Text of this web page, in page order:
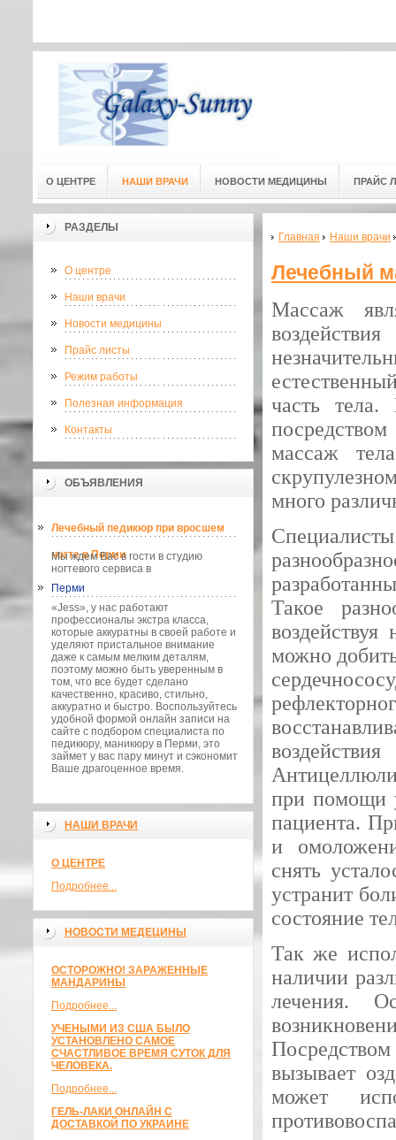
О ЦЕНТРЕ НАШИ ВРАЧИ НОВОСТИ МЕДИЦИНЫ ПРАЙС
РАЗДЕЛЫ
О центре
Наши врачи
Новости медицины
Прайс листы
Режим работы
Полезная информация
Контакты
ОБЪЯВЛЕНИЯ
Лечебный педикюр при вросшем
ногте в Перми
Мы ждем Вас в гости в студию
ногтевого сервиса в
Перми
«Jess», у нас работают
профессионалы экстра класса,
которые аккуратны в своей работе и
уделяют пристальное внимание
даже к самым мелким деталям,
поэтому можно быть уверенным в
том, что все будет сделано
качественно, красиво, стильно,
аккуратно и быстро. Воспользуйтесь
удобной формой онлайн записи на
сайте с подбором специалиста по
педикюру, маникюру в Перми, это
займет у вас пару минут и сэкономит
Ваше драгоценное время.
НАШИ ВРАЧИ
О ЦЕНТРЕ
Подробнее...
НОВОСТИ МЕДЕЦИНЫ
ОСТОРОЖНО! ЗАРАЖЕННЫЕ
МАНДАРИНЫ
Подробнее...
УЧЕНЫМИ ИЗ США БЫЛО
УСТАНОВЛЕНО САМОЕ
СЧАСТЛИВОЕ ВРЕМЯ СУТОК ДЛЯ
ЧЕЛОВЕКА.
Подробнее...
ГЕЛЬ-ЛАКИ ОНЛАЙН С
ДОСТАВКОЙ ПО УКРАИНЕ
Главная Наши врачи
Лечебный
Массаж
часть
массаж
много
Такое
можно
при помощи
пациента.
и
снять
устранит
состояние
Так же
наличии
лечения.
вызывает
может